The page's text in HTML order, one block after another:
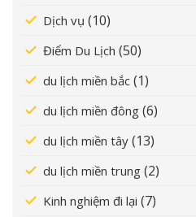
Dịch vụ (10)
Điểm Du Lịch (50)
du lịch miền bắc (1)
du lịch miền đông (6)
du lịch miền tây (13)
du lịch miền trung (2)
Kinh nghiệm đi lại (7)